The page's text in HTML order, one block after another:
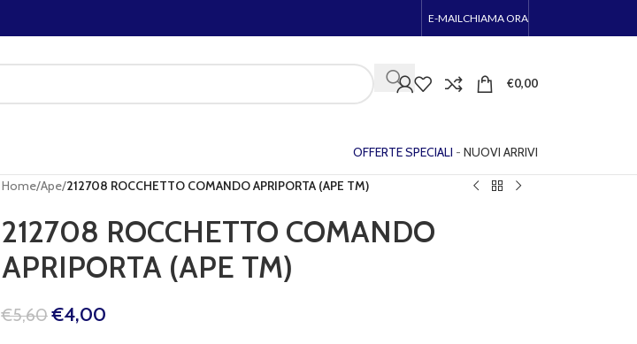
E-MAIL CHIAMA ORA
€0,00
OFFERTE SPECIALI - NUOVI ARRIVI
Home/Ape/212708 ROCCHETTO COMANDO APRIPORTA (APE TM)
212708 ROCCHETTO COMANDO
APRIPORTA (APE TM)
€5,60 €4,00